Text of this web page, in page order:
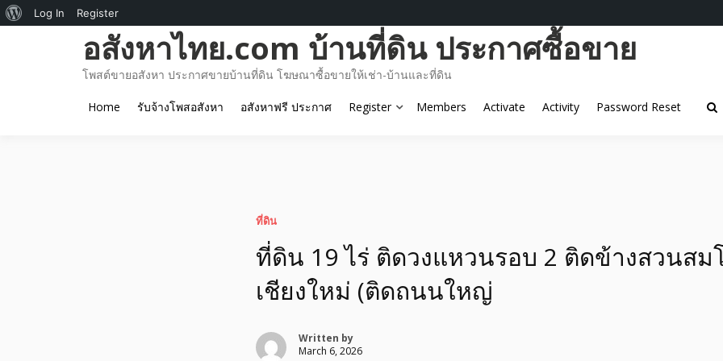
อสังหาไทย.com บ้านที่ดิน ประกาศซื้อขาย
โพสต์ขายอสังหา ประกาศขายบ้านที่ดิน โฆษณาซื้อขายให้เช่า-บ้านและที่ดิน
Home รับจ้างโพสอสังหา อสังหาฟรี ประกาศ Register Members Activate Activity Password Reset
ที่ดิน
ที่ดิน 19 ไร่ ติดวงแหวนรอบ 2 ติดข้างสวนสม
เชียงใหม่ (ติดถนนใหญ่
Written by
March 6, 2026
About
Log In Register